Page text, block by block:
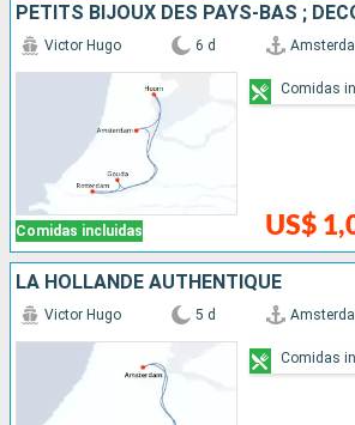
Comidas incluidas
Victor Hugo 6 d
US$
Comidas
LA HOLLANDE AUTHENTIQUE
Victor Hugo 5 d
Comidas